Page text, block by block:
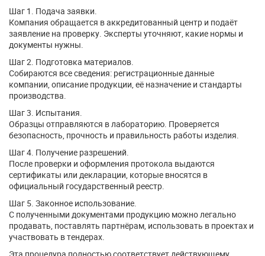
Шаг 1. Подача заявки.
Компания обращается в аккредитованный центр и подаёт
заявление на проверку. Эксперты уточняют, какие нормы и
документы нужны.
Шаг 2. Подготовка материалов.
Собираются все сведения: регистрационные данные
компании, описание продукции, её назначение и стандарты
производства.
Шаг 3. Испытания.
Образцы отправляются в лабораторию. Проверяется
безопасность, прочность и правильность работы изделия.
Шаг 4. Получение разрешений.
После проверки и оформления протокола выдаются
сертификаты или декларации, которые вносятся в
официальный государственный реестр.
Шаг 5. Законное использование.
С полученными документами продукцию можно легально
продавать, поставлять партнёрам, использовать в проектах и
участвовать в тендерах.